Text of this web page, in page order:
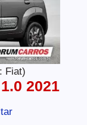
Fiat)
2021